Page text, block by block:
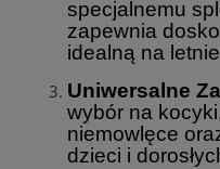
specjalnemu
zapewnia
idealną na
Uniwersalne
wybór na
niemowlęce
dzieci i